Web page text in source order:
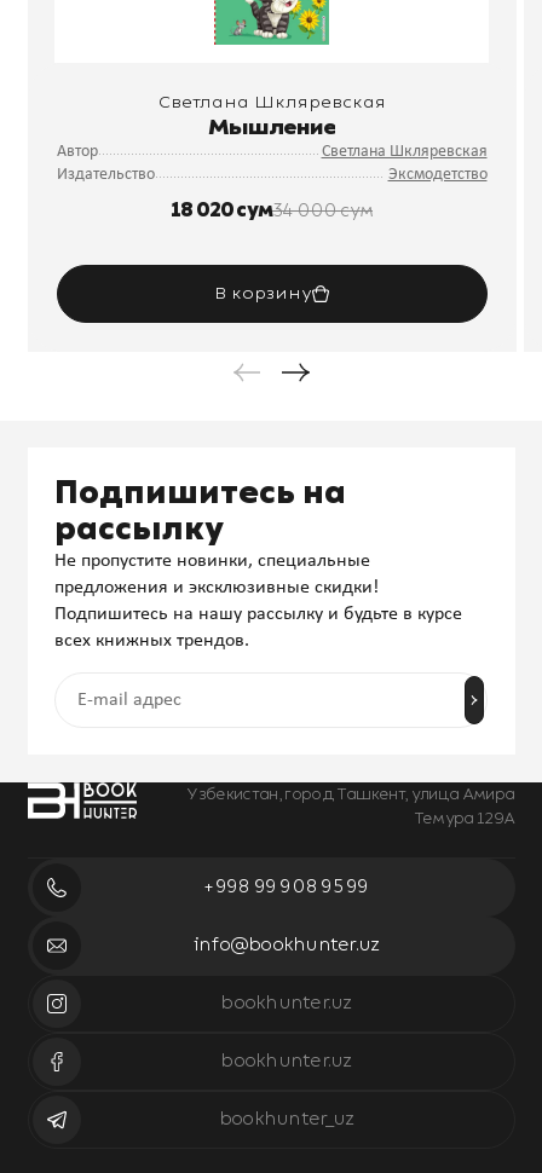
Светлана Шкляревская
Мышление
Автор
Светлана Шкляревская
Издательство
Эксмодетство
18 020 сум34 000 сум
В корзину
Узбекистан, город Ташкент, улица Амира
Темура 129А
+998 99 908 95 99
info@bookhunter.uz
bookhunter.uz
bookhunter.uz
bookhunter_uz
Подпишитесь на
рассылку
Не пропустите новинки, специальные
предложения и эксклюзивные скидки!
Подпишитесь на нашу рассылку и будьте в курсе
всех книжных трендов.